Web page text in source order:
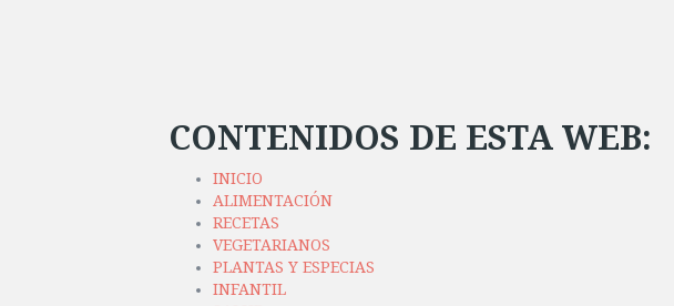
CONTENIDOS DE ESTA WEB:
INICIO
ALIMENTACIÓN
RECETAS
VEGETARIANOS
PLANTAS Y ESPECIAS
INFANTIL